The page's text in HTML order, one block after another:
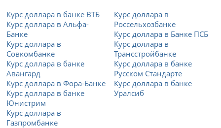
Курс доллара в банке ВТБ
Курс доллара в Альфа-
Банке
Курс доллара в
Совкомбанке
Курс доллара в банке
Авангард
Курс доллара в Фора-Банке
Курс доллара в банке
Юнистрим
Курс доллара в
Газпромбанке
Курс доллара в
Россельхозбанке
Курс доллара в Банке ПСБ
Курс доллара в
Трансстройбанке
Курс доллара в банке
Русском Стандарте
Курс доллара в банке
Уралсиб